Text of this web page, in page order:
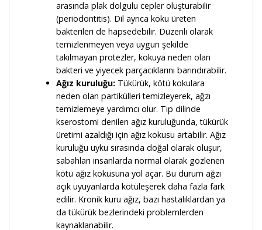
arasında plak dolgulu cepler oluşturabilir
(periodontitis). Dil ayrıca koku üreten
bakterileri de hapsedebilir. Düzenli olarak
temizlenmeyen veya uygun şekilde
takılmayan protezler, kokuya neden olan
bakteri ve yiyecek parçacıklarını barındırabilir.
Ağız kuruluğu: Tükürük, kötü kokulara
neden olan partikülleri temizleyerek, ağzı
temizlemeye yardımcı olur. Tıp dilinde
kserostomi denilen ağız kuruluğunda, tükürük
üretimi azaldığı için ağız kokusu artabilir. Ağız
kuruluğu uyku sırasında doğal olarak oluşur,
sabahları insanlarda normal olarak gözlenen
kötü ağız kokusuna yol açar. Bu durum ağzı
açık uyuyanlarda kötüleşerek daha fazla fark
edilir. Kronik kuru ağız, bazı hastalıklardan ya
da tükürük bezlerindeki problemlerden
kaynaklanabilir.